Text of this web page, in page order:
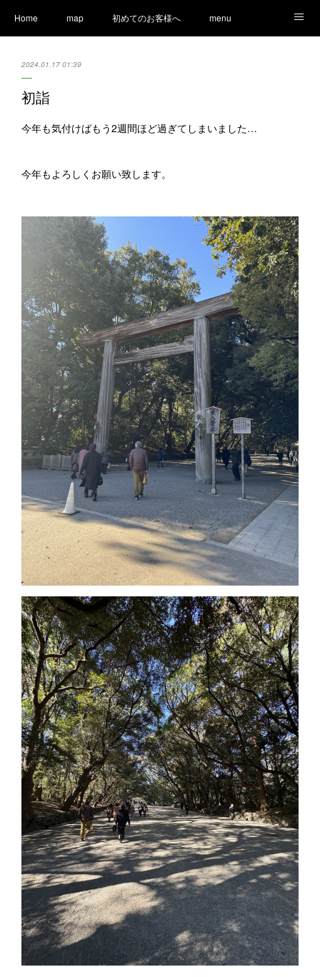
Home map 初めてのお客様へ menu
2024.01.17 01:39
初詣
今年も気付けばもう2週間ほど過ぎてしまいました…
今年もよろしくお願い致します。